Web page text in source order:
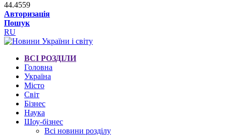
44.4559
Авторизація
Пошук
RU
ВСІ РОЗДІЛИ
Головна
Україна
Місто
Світ
Бізнес
Наука
Шоу-бізнес
Всі новини розділу